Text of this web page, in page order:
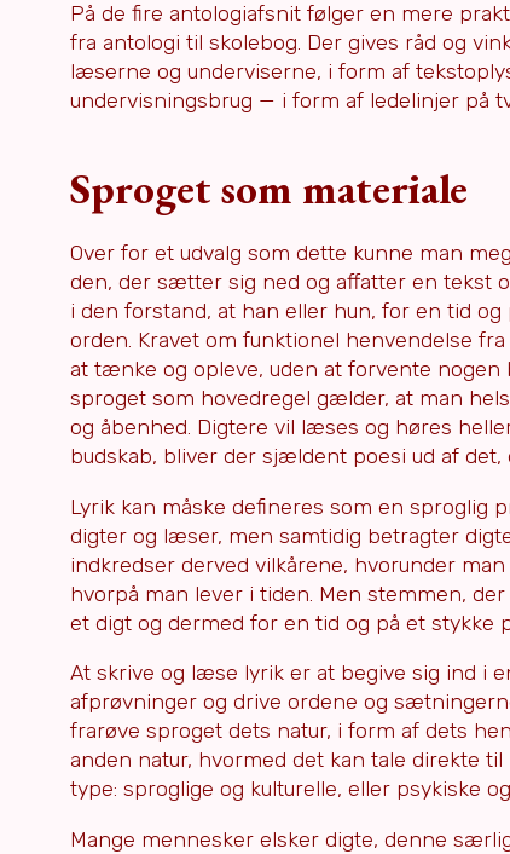
På de fire antologiafsnit følger en mere
fra antologi til skolebog. Der gives råd og
læserne og underviserne, i form af
undervisningsbrug — i form af ledelinjer på
Sproget som materiale
Over for et udvalg som dette kunne man
den, der sætter sig ned og affatter en tekst
i den forstand, at han eller hun, for en tid
orden. Kravet om funktionel henvendelse
at tænke og opleve, uden at forvente
sproget som hovedregel gælder, at man
og åbenhed. Digtere vil læses og høres
budskab, bliver der sjældent poesi ud af
Lyrik kan måske defineres som en sproglig
digter og læser, men samtidig betragter
indkredser derved vilkårene, hvorunder
hvorpå man lever i tiden. Men stemmen,
et digt og dermed for en tid og på et stykke
At skrive og læse lyrik er at begive sig ind i
afprøvninger og drive ordene og
frarøve sproget dets natur, i form af dets
anden natur, hvormed det kan tale direkte
type: sproglige og kulturelle, eller psykiske
Mange mennesker elsker digte, denne